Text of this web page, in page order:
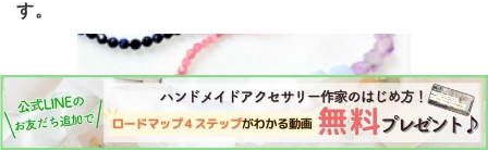
す。